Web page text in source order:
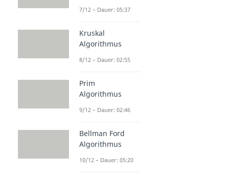
7/12 – Dauer: 05:37
Kruskal
Algorithmus
8/12 – Dauer: 02:55
Prim
Algorithmus
9/12 – Dauer: 02:46
Bellman Ford
Algorithmus
10/12 – Dauer: 05:20